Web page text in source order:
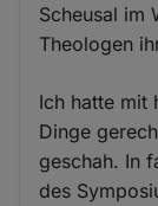
Scheusal im
Theologen
Ich hatte mit
Dinge
geschah. In
des